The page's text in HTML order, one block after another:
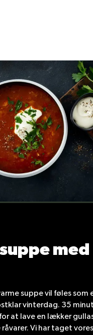
med
suppe vil føles som
vinterdag. 35
at lave en lækker
Vi har taget